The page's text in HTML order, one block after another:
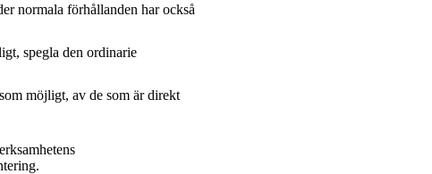
normala förhållanden har också
spegla den ordinarie
möjligt, av de som är direkt